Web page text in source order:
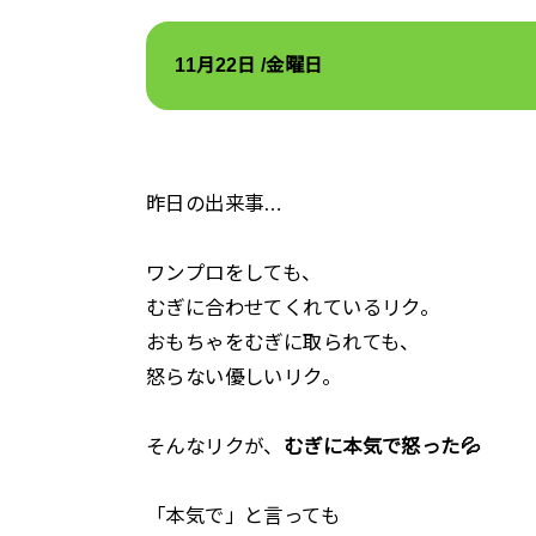
11月22 日 /金曜日
昨日の出来事…
ワンプロをしても、
むぎに合わせてくれているリク。
おもちゃをむぎに取られても、
怒らない優しいリク。
そんなリクが、 むぎに本気で怒った💦
「本気で」と言っても